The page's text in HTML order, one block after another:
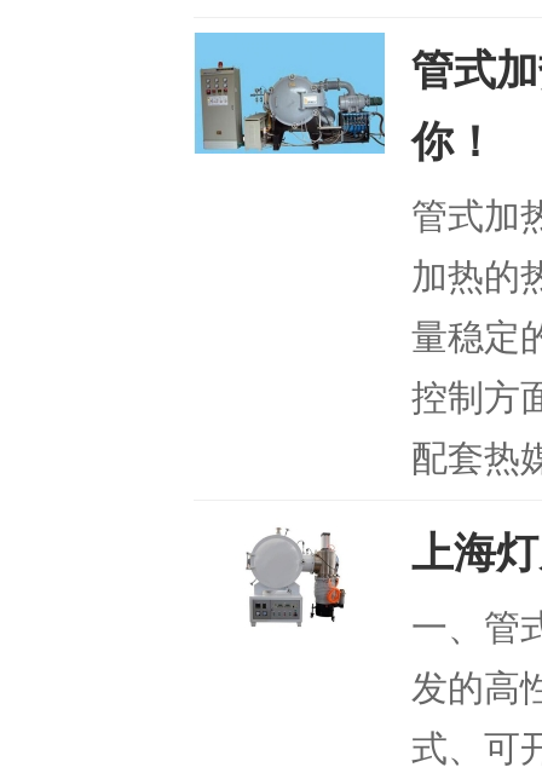
管式
你！
管式加
加热的
量稳定
控制方
配套热
上海
一、管
发的高
式、可